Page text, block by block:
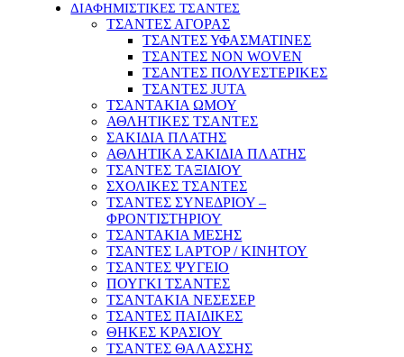
ΔΙΑΦΗΜΙΣΤΙΚΕΣ ΤΣΑΝΤΕΣ
ΤΣΑΝΤΕΣ ΑΓΟΡΑΣ
ΤΣΑΝΤΕΣ ΥΦΑΣΜΑΤΙΝΕΣ
ΤΣΑΝΤΕΣ NON WOVEN
ΤΣΑΝΤΕΣ ΠΟΛΥΕΣΤΕΡΙΚΕΣ
ΤΣΑΝΤΕΣ JUTA
ΤΣΑΝΤΑΚΙΑ ΩΜΟΥ
ΑΘΛΗΤΙΚΕΣ ΤΣΑΝΤΕΣ
ΣΑΚΙΔΙΑ ΠΛΑΤΗΣ
ΑΘΛΗΤΙΚΑ ΣΑΚΙΔΙΑ ΠΛΑΤΗΣ
ΤΣΑΝΤΕΣ ΤΑΞΙΔΙΟΥ
ΣΧΟΛΙΚΕΣ ΤΣΑΝΤΕΣ
ΤΣΑΝΤΕΣ ΣΥΝΕΔΡΙΟΥ –
ΦΡΟΝΤΙΣΤΗΡΙΟΥ
ΤΣΑΝΤΑΚΙΑ ΜΕΣΗΣ
ΤΣΑΝΤΕΣ LAPTOP / ΚΙΝΗΤΟΥ
ΤΣΑΝΤΕΣ ΨΥΓΕΙΟ
ΠΟΥΓΚΙ ΤΣΑΝΤΕΣ
ΤΣΑΝΤΑΚΙΑ ΝΕΣΕΣΕΡ
ΤΣΑΝΤΕΣ ΠΑΙΔΙΚΕΣ
ΘΗΚΕΣ ΚΡΑΣΙΟΥ
ΤΣΑΝΤΕΣ ΘΑΛΑΣΣΗΣ